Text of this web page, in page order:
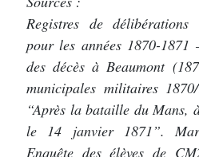
Registres de
pour les années 1870-1871
des décès à Beaumont
municipales militaires
“Après la bataille du Mans,
le 14 janvier 1871”.
Enquête des élèves de